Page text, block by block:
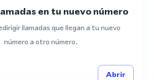
en tu nuevo número
llamadas que llegan a tu nuevo
número a otro número.
Abrir